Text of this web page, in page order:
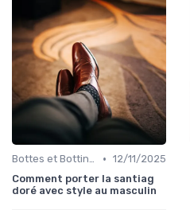
Bottes et Bottines • 12/11/2025
Comment porter la santiag
doré avec style au masculin